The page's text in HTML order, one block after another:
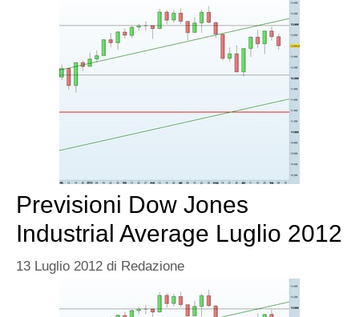
Previsioni Dow Jones
Industrial Average Luglio 2012
13 Luglio 2012 di Redazione